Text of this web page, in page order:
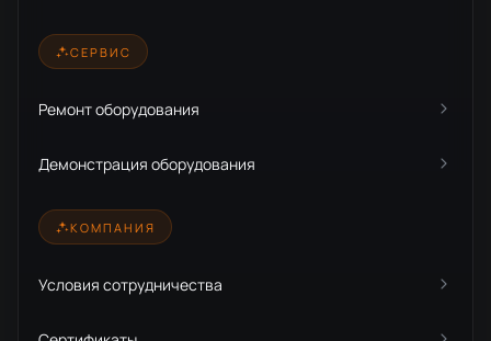
СЕРВИС
Ремонт оборудования
Демонстрация оборудования
КОМПАНИЯ
Условия сотрудничества